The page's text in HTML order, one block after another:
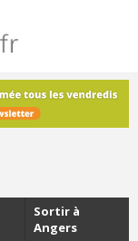
vendredi dans
Sortir à
Angers